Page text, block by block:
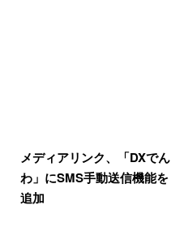
メディアリンク、「DXでん
わ」にSMS手動送信機能を
追加